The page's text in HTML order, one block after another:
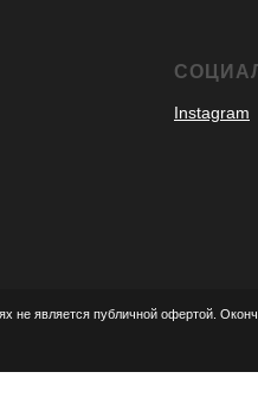
Instagram
не является публичной офертой.